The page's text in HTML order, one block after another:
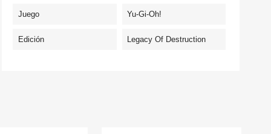
Juego Yu-Gi-Oh!
Edición Legacy Of Destruction